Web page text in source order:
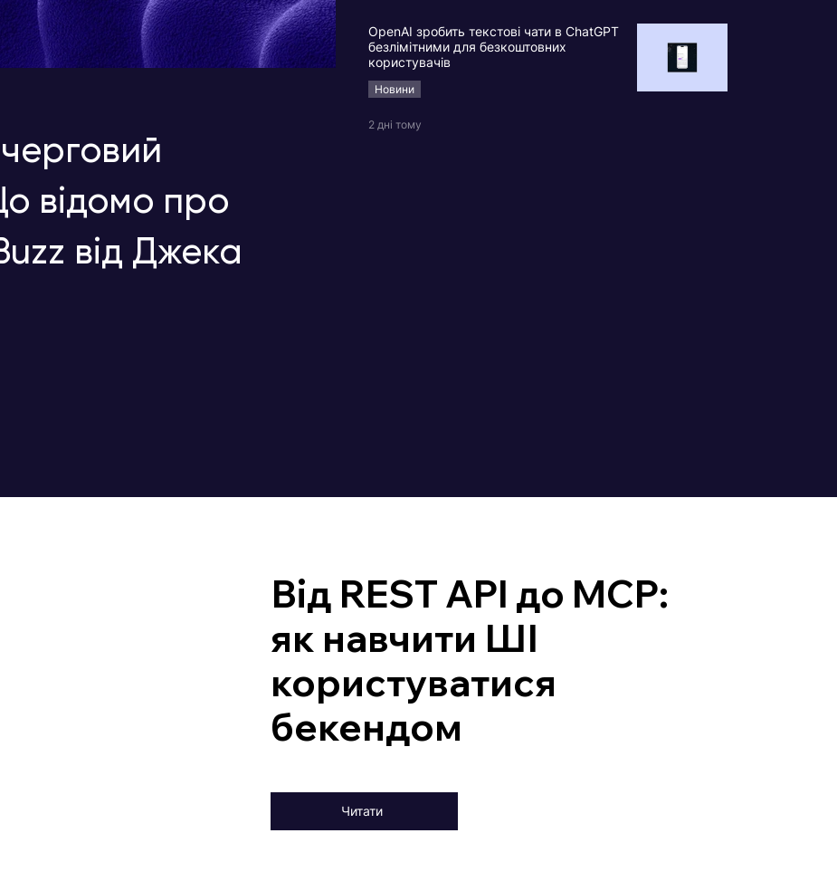
Від REST API до MCP:
як навчити ШІ
користуватися
бекендом
Читати
відомо про
від Джека
OpenAI зробить текстові чати в ChatGPT
безлімітними для безкоштовних
користувачів
Новини
2 дні тому